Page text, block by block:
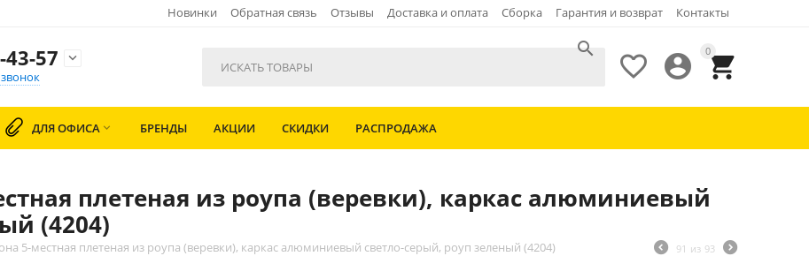
Новинки Обратная связь Отзывы Доставка и оплата Сборка Гарантия и возврат Контакты
57

0



ДЛЯ ОФИСА  БРЕНДЫ АКЦИИ СКИДКИ РАСПРОДАЖА
плетеная из роупа (веревки), каркас алюминиевый
(4204)
5-местная плетеная из роупа (веревки), каркас алюминиевый светло-серый, роуп зеленый (4204) 91 из 93